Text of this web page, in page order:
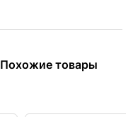
Похожие товары